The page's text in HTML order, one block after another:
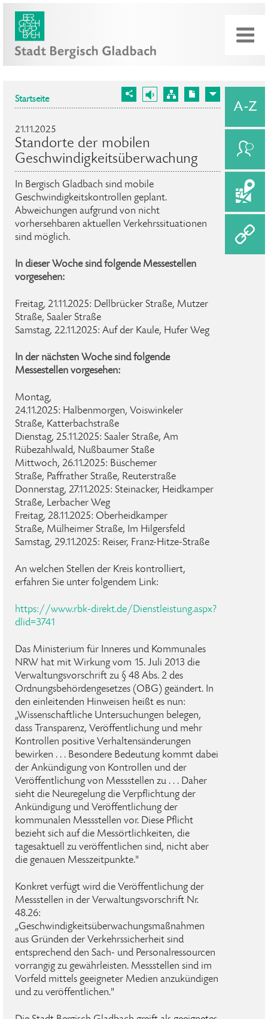
Startseite
21.11.2025
Standorte der mobilen
Geschwindigkeitsüberwachung
In Bergisch Gladbach sind mobile
Geschwindigkeitskontrollen geplant.
Abweichungen aufgrund von nicht
vorhersehbaren aktuellen Verkehrssituationen
sind möglich.
In dieser Woche sind folgende Messestellen
vorgesehen:
Freitag, 21.11.2025: Dellbrücker Straße, Mutzer
Straße, Saaler Straße
Samstag, 22.11.2025: Auf der Kaule, Hufer Weg
In der nächsten Woche sind folgende
Messestellen vorgesehen:
Montag,
24.11.2025: Halbenmorgen, Voiswinkeler
Straße, Katterbachstraße
Dienstag, 25.11.2025: Saaler Straße, Am
Rübezahlwald, Nußbaumer Staße
Mittwoch, 26.11.2025: Büschemer
Straße, Paffrather Straße, Reuterstraße
Donnerstag, 27.11.2025: Steinacker, Heidkamper
Straße, Lerbacher Weg
Freitag, 28.11.2025: Oberheidkamper
Straße, Mülheimer Straße, Im Hilgersfeld
Samstag, 29.11.2025: Reiser, Franz-Hitze-Straße
An welchen Stellen der Kreis kontrolliert,
erfahren Sie unter folgendem Link:
https://www.rbk-direkt.de/Dienstleistung.aspx?
dlid=3741
Das Ministerium für Inneres und Kommunales
NRW hat mit Wirkung vom 15. Juli 2013 die
Verwaltungsvorschrift zu § 48 Abs. 2 des
Ordnungsbehördengesetzes (OBG) geändert. In
den einleitenden Hinweisen heißt es nun:
„Wissenschaftliche Untersuchungen belegen,
dass Transparenz, Veröffentlichung und mehr
Kontrollen positive Verhaltensänderungen
bewirken . . . Besondere Bedeutung kommt dabei
der Ankündigung von Kontrollen und der
Veröffentlichung von Messstellen zu . . . Daher
sieht die Neuregelung die Verpflichtung der
Ankündigung und Veröffentlichung der
kommunalen Messstellen vor. Diese Pflicht
bezieht sich auf die Messörtlichkeiten, die
tagesaktuell zu veröffentlichen sind, nicht aber
die genauen Messzeitpunkte."
Konkret verfügt wird die Veröffentlichung der
Messstellen in der Verwaltungsvorschrift Nr.
48.26:
„Geschwindigkeitsüberwachungsmaßnahmen
aus Gründen der Verkehrssicherheit sind
entsprechend den Sach- und Personalressourcen
vorrangig zu gewährleisten. Messstellen sind im
Vorfeld mittels geeigneter Medien anzukündigen
und zu veröffentlichen."